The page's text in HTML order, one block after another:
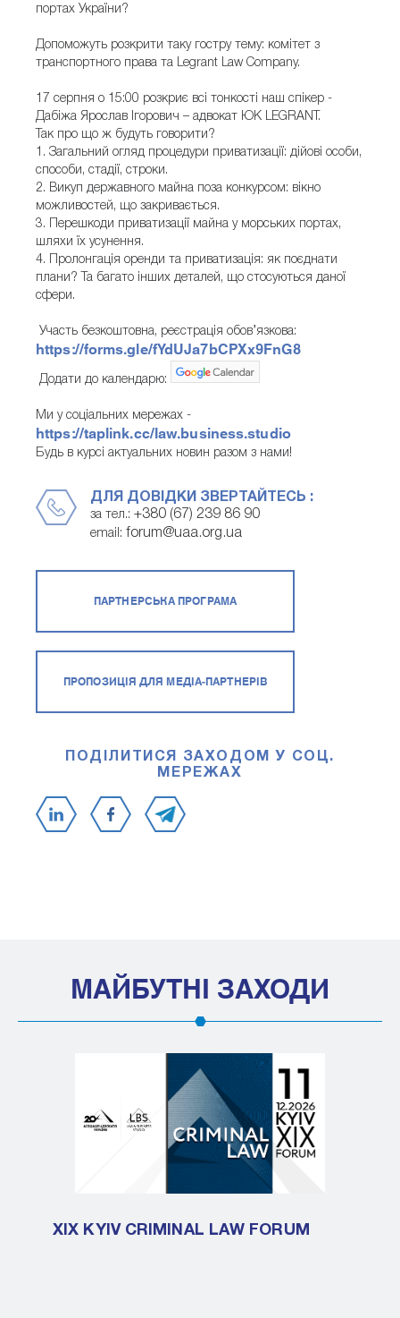
портах України?
Допоможуть розкрити таку гостру тему: комітет з
транспортного права та Legrant Law Company.
17 серпня о 15:00 розкриє всі тонкості наш спікер -
Дабіжа Ярослав Ігорович – адвокат ЮК LEGRANT.
Так про що ж будуть говорити?
1. Загальний огляд процедури приватизації: дійові особи,
способи, стадії, строки.
2. Викуп державного майна поза конкурсом: вікно
можливостей, що закривається.
3. Перешкоди приватизації майна у морських портах,
шляхи їх усунення.
4. Пролонгація оренди та приватизація: як поєднати
плани? Та багато інших деталей, що стосуються даної
сфери.
Участь безкоштовна, реєстрація обов’язкова:
https://forms.gle/fYdUJa7bCPXx9FnG8
Додати до календарю:
Ми у соціальних мережах -
https://taplink.cc/law.business.studio
Будь в курсі актуальних новин разом з нами!
ДЛЯ ДОВІДКИ ЗВЕРТАЙТЕСЬ :
за тел.: +380 (67) 239 86 90
email: forum@uaa.org.ua
ПАРТНЕРСЬКА ПРОГРАМА
ПРОПОЗИЦІЯ ДЛЯ МЕДІА-ПАРТНЕРІВ
ПОДІЛИТИСЯ ЗАХОДОМ У СОЦ.
МЕРЕЖАХ
МАЙБУТНІ ЗАХОДИ
XIX KYIV CRIMINAL LAW FORUM